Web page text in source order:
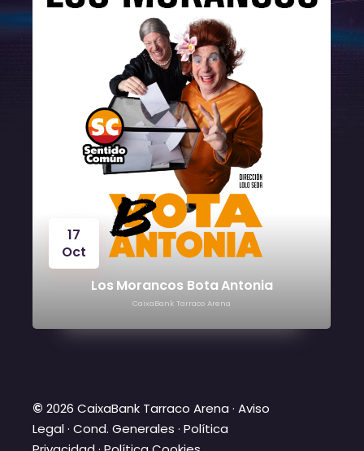
24
© 2026 CaixaBank Tarraco Arena · Aviso
Legal·Cond. Generales ·Política